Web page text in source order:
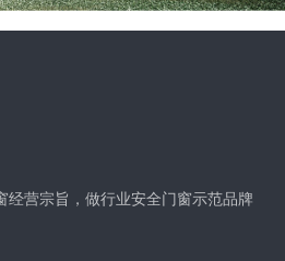
经营宗旨，做行业安全门窗示范品牌